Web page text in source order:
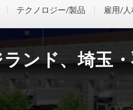
テクノロジー/製品 雇用/人
ランド、埼玉